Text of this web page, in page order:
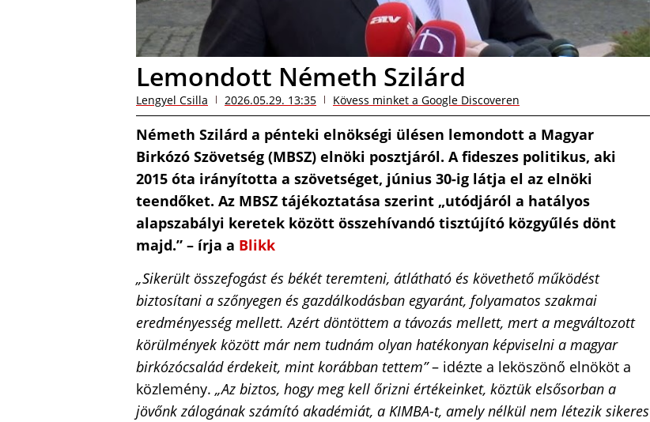
Lemondott Németh Szilárd
Lengyel Csilla 2026.05.29. 13:35 Kövess minket a Google Discoveren
Németh Szilárd a pénteki elnökségi ülésen lemondott a Magyar
Birkózó Szövetség (MBSZ) elnöki posztjáról. A fideszes politikus, aki
2015 óta irányította a szövetséget, június 30-ig látja el az elnöki
teendőket. Az MBSZ tájékoztatása szerint „utódjáról a hatályos
alapszabályi keretek között összehívandó tisztújító közgyűlés dönt
majd.” – írja a Blikk
„Sikerült összefogást és békét teremteni, átlátható és követhető működést
biztosítani a szőnyegen és gazdálkodásban egyaránt, folyamatos szakmai
eredményesség mellett. Azért döntöttem a távozás mellett, mert a megváltozott
körülmények között már nem tudnám olyan hatékonyan képviselni a magyar
birkózócsalád érdekeit, mint korábban tettem”– idézte a leköszönő elnököt a
közlemény. „Az biztos, hogy meg kell őrizni értékeinket, köztük elsősorban a
jövőnk zálogának számító akadémiát, a KIMBA-t, amely nélkül nem létezik sikeres